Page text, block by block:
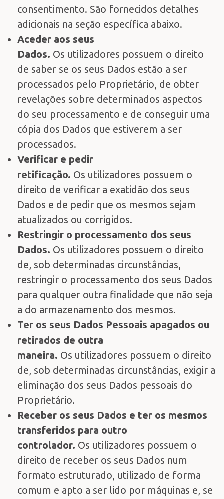
consentimento. São fornecidos detalhes
adicionais na seção específica abaixo.
Aceder aos seus
Dados. Os utilizadores possuem o direito
de saber se os seus Dados estão a ser
processados pelo Proprietário, de obter
revelações sobre determinados aspectos
do seu processamento e de conseguir uma
cópia dos Dados que estiverem a ser
processados.
Verificar e pedir
retificação. Os utilizadores possuem o
direito de verificar a exatidão dos seus
Dados e de pedir que os mesmos sejam
atualizados ou corrigidos.
Restringir o processamento dos seus
Dados. Os utilizadores possuem o direito
de, sob determinadas circunstâncias,
restringir o processamento dos seus Dados
para qualquer outra finalidade que não seja
a do armazenamento dos mesmos.
Ter os seus Dados Pessoais apagados ou
retirados de outra
maneira. Os utilizadores possuem o direito
de, sob determinadas circunstâncias, exigir a
eliminação dos seus Dados pessoais do
Proprietário.
Receber os seus Dados e ter os mesmos
transferidos para outro
controlador. Os utilizadores possuem o
direito de receber os seus Dados num
formato estruturado, utilizado de forma
comum e apto a ser lido por máquinas e, se